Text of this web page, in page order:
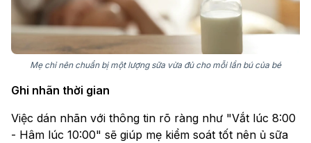
Mẹ chỉ nên chuẩn bị một lượng sữa vừa đủ cho mỗi lần bú của bé
Ghi nhãn thời gian
Việc dán nhãn với thông tin rõ ràng như "Vắt lúc 8:00
- Hâm lúc 10:00" sẽ giúp mẹ kiểm soát tốt nên ủ sữa